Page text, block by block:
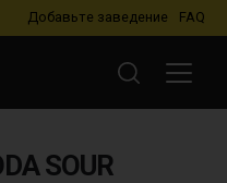
Добавьте заведение FAQ
SOUR